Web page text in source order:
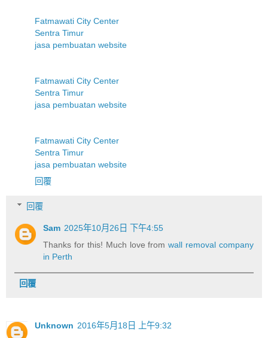
Fatmawati City Center
Sentra Timur
jasa pembuatan website
Fatmawati City Center
Sentra Timur
jasa pembuatan website
Fatmawati City Center
Sentra Timur
jasa pembuatan website
回覆
回覆
Sam 2025年10月26日 下午4:55
Thanks for this! Much love fromwall removal company
in Perth
回覆
Unknown 2016年5月18日 上午9:32